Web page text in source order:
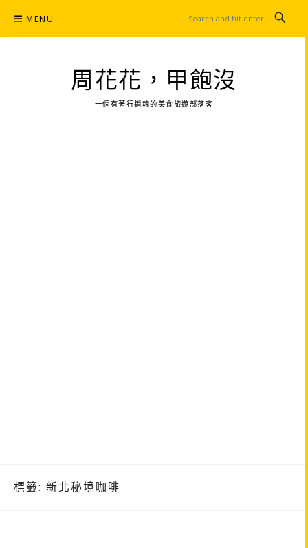
content
MENU
周花花，甲飽沒
一個有著行銷魂的美食旅遊部落客
標籤: 新北秘境咖啡